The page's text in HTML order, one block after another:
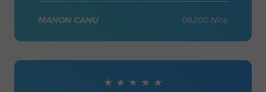
MANON CANU 06200 Nice